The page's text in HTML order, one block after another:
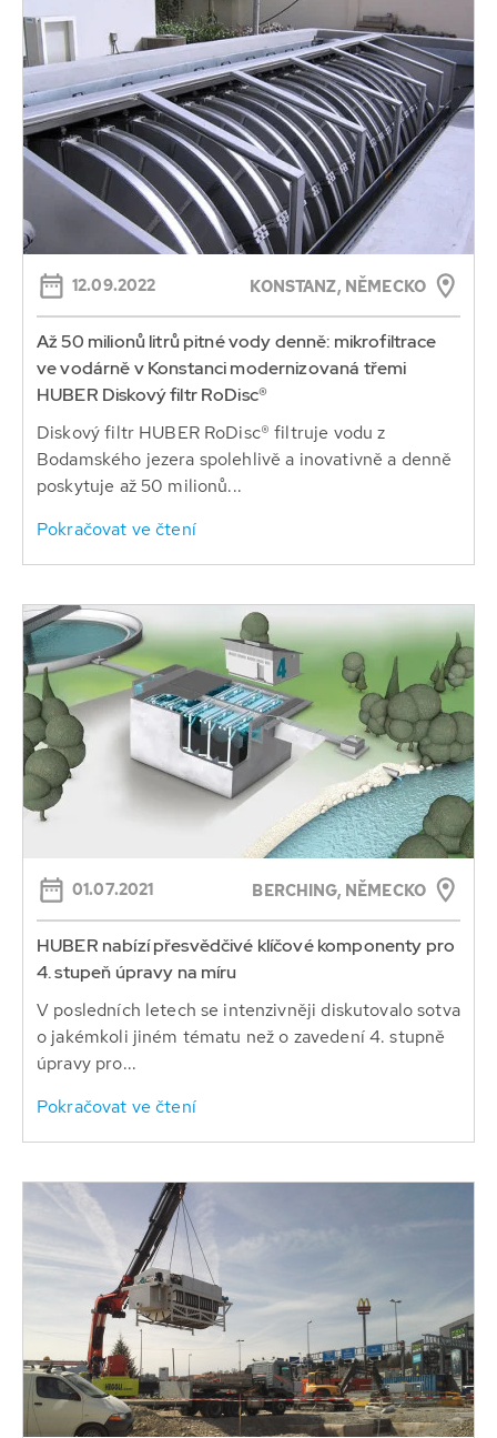
12.09.2022 KONSTANZ, NĚMECKO
Až 50 milionů litrů pitné vody denně: mikrofiltrace
ve vodárně v Konstanci modernizovaná třemi
HUBER Diskový filtr RoDisc®
Diskový filtr HUBER RoDisc® filtruje vodu z
Bodamského jezera spolehlivě a inovativně a denně
poskytuje až 50 milionů...
Pokračovat ve čtení
01.07.2021 BERCHING, NĚMECKO
HUBER nabízí přesvědčivé klíčové komponenty pro
4. stupeň úpravy na míru
V posledních letech se intenzivněji diskutovalo sotva
o jakémkoli jiném tématu než o zavedení 4. stupně
úpravy pro...
Pokračovat ve čtení